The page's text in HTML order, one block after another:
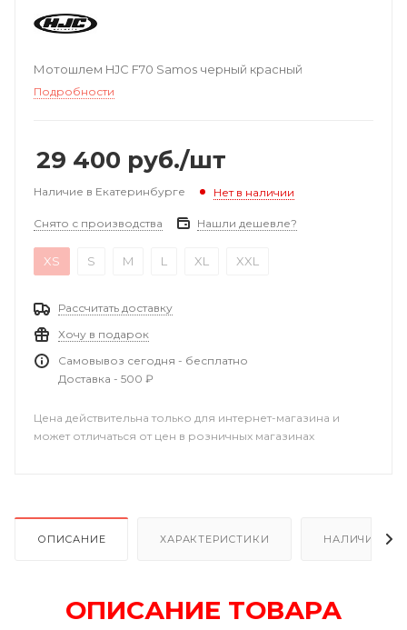
Мотошлем HJC F70 Samos черный красный
Подробности
29 400 руб./шт
Наличие в Екатеринбурге Нет в наличии
Снято с производства Нашли дешевле?
XS S M L XL XXL
Рассчитать доставку
Хочу в подарок
Самовывоз сегодня - бесплатно
Доставка - 500 ₽
Цена действительна только для интернет-магазина и
может отличаться от цен в розничных магазинах
ОПИСАНИЕ ХАРАКТЕРИСТИКИ НАЛИЧИЕ В
ОПИСАНИЕ ТОВАРА